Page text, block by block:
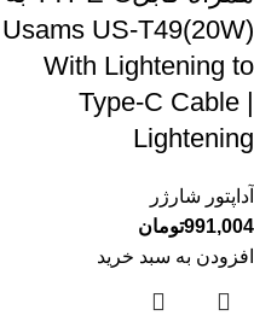
Usams US-T49(20W)
With Lightening to
Type-C Cable |
Lightening
آداپتور شارژر
991,004تومان
افزودن به سبد خرید